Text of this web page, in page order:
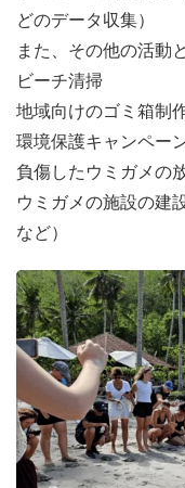
どのデータ収集）
また、その他の活動
ビーチ清掃
地域向けのゴミ箱制
環境保護キャンペー
負傷したウミガメの
ウミガメの施設の建
など）